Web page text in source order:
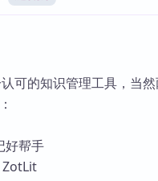
可的知识管理工具，当
好帮手
ZotLit